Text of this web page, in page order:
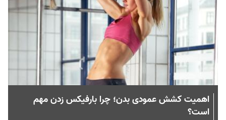
اهمیت کشش عمودی بدن؛ چرا بارفیکس زدن مهم
است؟